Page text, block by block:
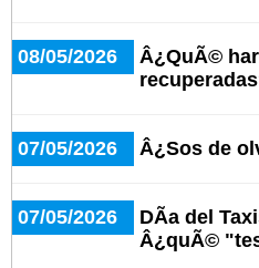
08/05/2026
Â¿QuÃ©
07/05/2026 Â¿Sos de
07/05/2026
DÃ­a del
Â¿quÃ©